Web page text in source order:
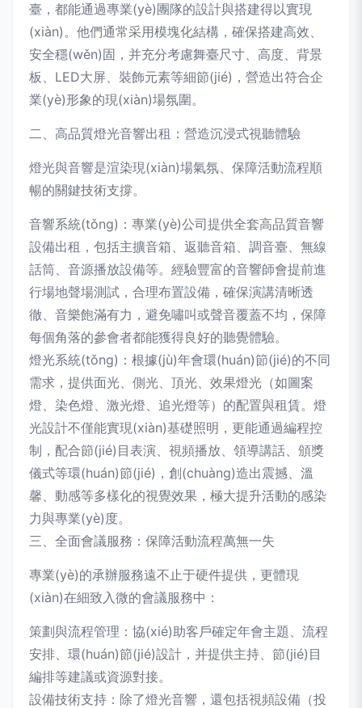
臺，都能通過專業(yè)團隊的設計與搭建得以實現
(xiàn)。他們通常采用模塊化結構，確保搭建高效、
安全穩(wěn)固，并充分考慮舞臺尺寸、高度、背景
板、LED大屏、裝飾元素等細節(jié)，營造出符合企
業(yè)形象的現(xiàn)場氛圍。
二、高品質燈光音響出租：營造沉浸式視聽體驗
燈光與音響是渲染現(xiàn)場氣氛、保障活動流程順
暢的關鍵技術支撐。
音響系統(tǒng)：專業(yè)公司提供全套高品質音響
設備出租，包括主擴音箱、返聽音箱、調音臺、無線
話筒、音源播放設備等。經驗豐富的音響師會提前進
行場地聲場測試，合理布置設備，確保演講清晰透
徹、音樂飽滿有力，避免嘯叫或聲音覆蓋不均，保障
每個角落的參會者都能獲得良好的聽覺體驗。
燈光系統(tǒng)：根據(jù)年會環(huán)節(jié)的不同
需求，提供面光、側光、頂光、效果燈光（如圖案
燈、染色燈、激光燈、追光燈等）的配置與租賃。燈
光設計不僅能實現(xiàn)基礎照明，更能通過編程控
制，配合節(jié)目表演、視頻播放、領導講話、頒獎
儀式等環(huán)節(jié)，創(chuàng)造出震撼、溫
馨、動感等多樣化的視覺效果，極大提升活動的感染
力與專業(yè)度。
三、全面會議服務：保障活動流程萬無一失
專業(yè)的承辦服務遠不止于硬件提供，更體現
(xiàn)在細致入微的會議服務中：
策劃與流程管理：協(xié)助客戶確定年會主題、流程
安排、環(huán)節(jié)設計，并提供主持、節(jié)目
編排等建議或資源對接。
設備技術支持：除了燈光音響，還包括視頻設備（投